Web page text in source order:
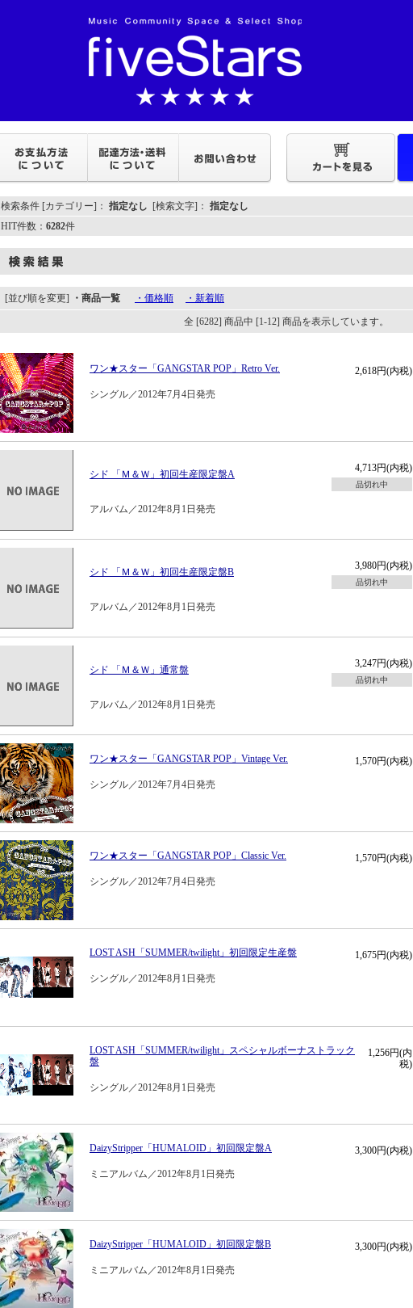
検索条件 [カテゴリー]： 指定なし [検索文字]： 指定なし
HIT件数： 6282件
[並び順を変更] ・商品一覧 ・価格順 ・新着順
全 [6282] 商品中 [1-12] 商品を表示しています。
ワン★スター「GANGSTAR POP」Retro Ver. 2,618円(内税)
シングル／2012年7月4日発売
シド 「Ｍ＆Ｗ」初回生産限定盤A
4,713円(内税)
品切れ中
アルバム／2012年8月1日発売
シド 「Ｍ＆Ｗ」初回生産限定盤B
3,980円(内税)
品切れ中
アルバム／2012年8月1日発売
シド 「Ｍ＆Ｗ」通常盤
3,247円(内税)
品切れ中
アルバム／2012年8月1日発売
ワン★スター「GANGSTAR POP」Vintage Ver. 1,570円(内税)
シングル／2012年7月4日発売
ワン★スター「GANGSTAR POP」Classic Ver. 1,570円(内税)
シングル／2012年7月4日発売
LOST ASH「SUMMER/twilight」初回限定生産盤 1,675円(内税)
シングル／2012年8月1日発売
LOST ASH「SUMMER/twilight」スペシャルボーナストラック
盤
1,256円(内
税)
シングル／2012年8月1日発売
DaizyStripper「HUMALOID」初回限定盤A 3,300円(内税)
ミニアルバム／2012年8月1日発売
DaizyStripper「HUMALOID」初回限定盤B 3,300円(内税)
ミニアルバム／2012年8月1日発売